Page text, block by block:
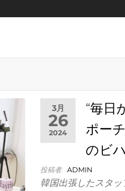
3月
26
2024
“毎日
ポー
のビ
投稿者: ADMIN
韓国出張したスタ